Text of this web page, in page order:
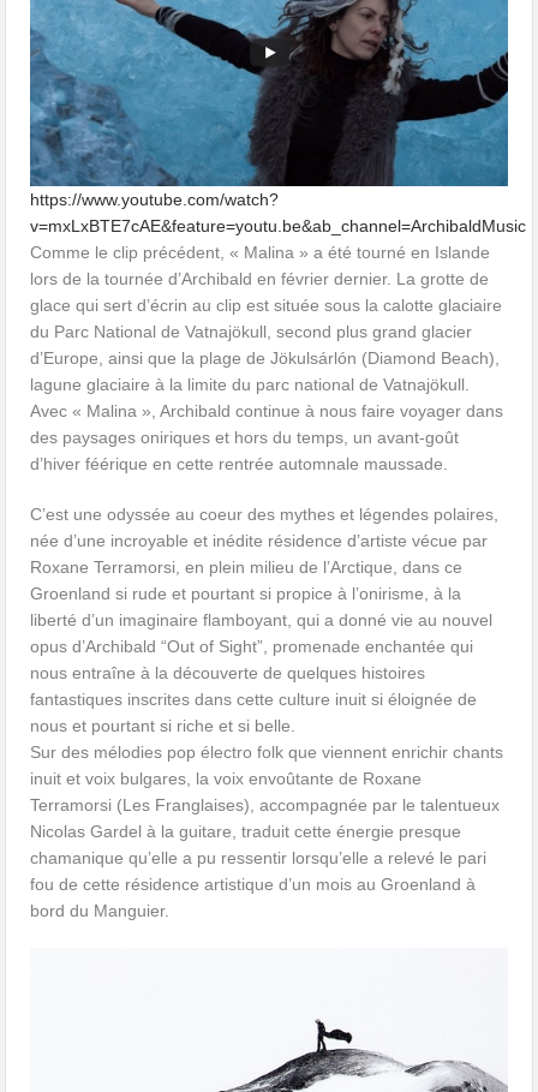
https://www.youtube.com/watch?
v=mxLxBTE7cAE&feature=youtu.be&ab_channel=ArchibaldMusic
Comme le clip précédent, « Malina » a été tourné en Islande
lors de la tournée d’Archibald en février dernier. La grotte de
glace qui sert d’écrin au clip est située sous la calotte glaciaire
du Parc National de Vatnajökull, second plus grand glacier
d’Europe, ainsi que la plage de Jökulsárlón (Diamond Beach),
lagune glaciaire à la limite du parc national de Vatnajökull.
Avec « Malina », Archibald continue à nous faire voyager dans
des paysages oniriques et hors du temps, un avant-goût
d’hiver féérique en cette rentrée automnale maussade.
C’est une odyssée au coeur des mythes et légendes polaires,
née d’une incroyable et inédite résidence d’artiste vécue par
Roxane Terramorsi, en plein milieu de l’Arctique, dans ce
Groenland si rude et pourtant si propice à l’onirisme, à la
liberté d’un imaginaire flamboyant, qui a donné vie au nouvel
opus d’Archibald “Out of Sight”, promenade enchantée qui
nous entraîne à la découverte de quelques histoires
fantastiques inscrites dans cette culture inuit si éloignée de
nous et pourtant si riche et si belle.
Sur des mélodies pop électro folk que viennent enrichir chants
inuit et voix bulgares, la voix envoûtante de Roxane
Terramorsi (Les Franglaises), accompagnée par le talentueux
Nicolas Gardel à la guitare, traduit cette énergie presque
chamanique qu’elle a pu ressentir lorsqu’elle a relevé le pari
fou de cette résidence artistique d’un mois au Groenland à
bord du Manguier.